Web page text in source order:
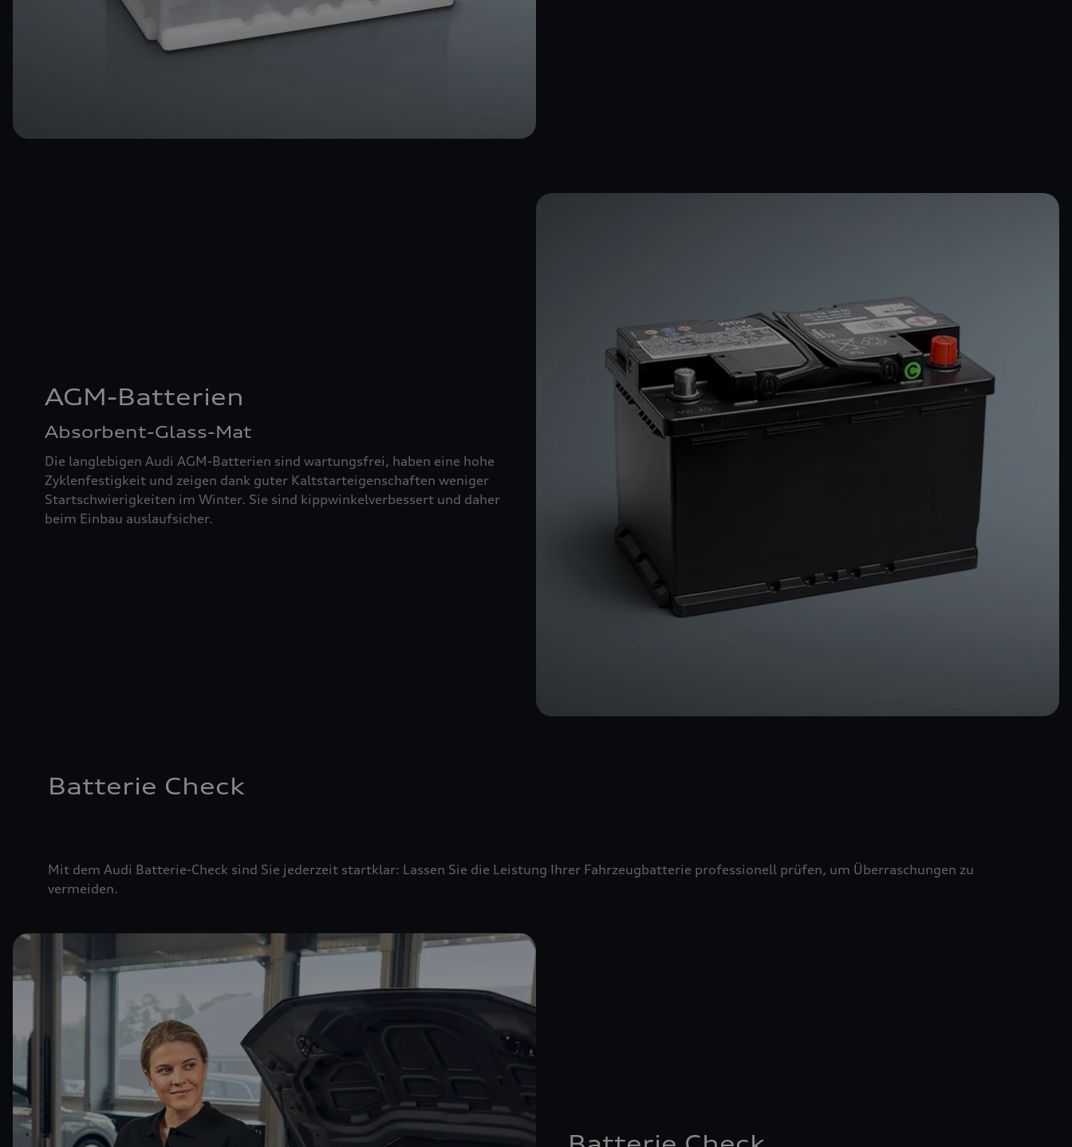
AGM-Batterien
Absorbent-Glass-Mat
Die langlebigen Audi AGM-Batterien sind wartungsfrei, haben eine hohe
Zyklenfestigkeit und zeigen dank guter Kaltstarteigenschaften weniger
Startschwierigkeiten im Winter. Sie sind kippwinkelverbessert und daher
beim Einbau auslaufsicher.
Batterie Check
Mit dem Audi Batterie-Check sind Sie jederzeit startklar: Lassen Sie die Leistung Ihrer Fahrzeugbatterie professionell prüfen, um Überraschungen zu
vermeiden.